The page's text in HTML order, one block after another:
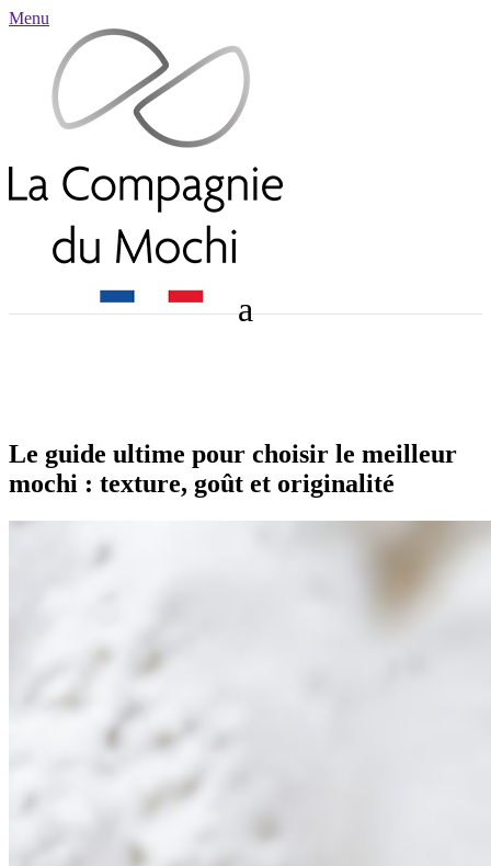
Menu
Le guide ultime pour choisir le meilleur
mochi : texture, goût et originalité